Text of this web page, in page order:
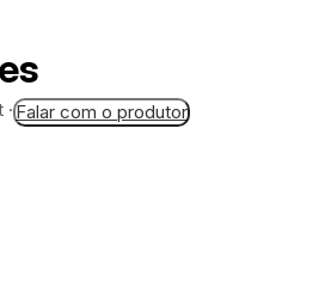
·Falar com o produtor